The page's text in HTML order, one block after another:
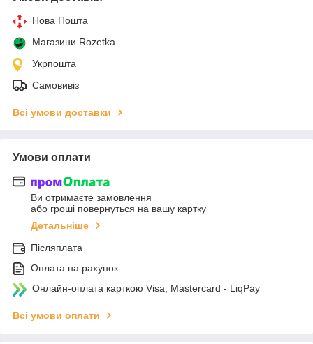
Нова Пошта
Магазини Rozetka
Укрпошта
Самовивіз
Всі умови доставки
Умови оплати
Ви отримаєте замовлення
або гроші повернуться на вашу картку
Детальніше
Післяплата
Оплата на рахунок
Онлайн-оплата карткою Visa, Mastercard - LiqPay
Всі умови оплати